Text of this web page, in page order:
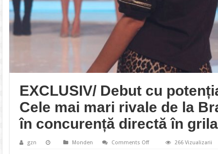
EXCLUSIV/ Debut cu
Cele mai mari rivale de la
în concurență directă în
gzn Monden Comments Offon
266 Vizualizarii